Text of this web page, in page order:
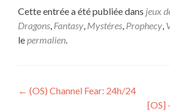
Cette entrée a été publiée dans jeux
Dragons Fantasy Mystéres Prophecy
le permalien
Navigation
← (OS) Channel Fear: 24h/24
[OS]